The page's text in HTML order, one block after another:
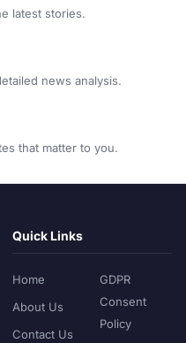
latest stories.
news analysis.
that matter to you.
Quick Links
Home
About Us
Contact Us
GDPR
Consent
Policy